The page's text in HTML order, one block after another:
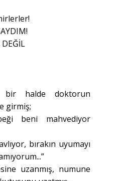
bir halde doktorun
girmiş;
beni mahvediyor
bırakın uyumayı
uzanmış, numune